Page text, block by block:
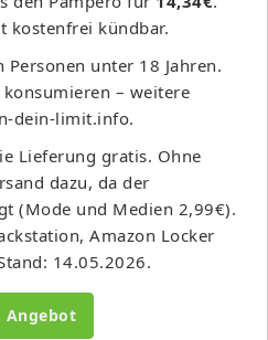
kostenfrei kündbar.
Personen unter 18 Jahren.
– weitere
dein-limit.info.
Lieferung gratis. Ohne
dazu, da der
(Mode und Medien 2,99€).
Amazon Locker
14.05.2026.
Angebot